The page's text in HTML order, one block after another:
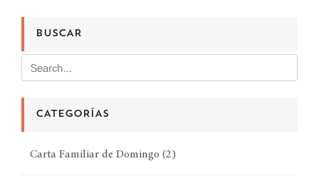
BUSCAR
CATEGORÍAS
Carta Familiar de Domingo (2)